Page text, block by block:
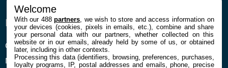
ENTREPRISE
Qui sommes nous
Mentions légales et CGU
À PROPOS
La rédaction
Contact
Welcome
With our 488partners , we wish to store and access information on
your devices (cookies, pixels in emails, etc.), combine and share
your personal data with our partners, whether collected on this
website or in our emails, already held by some of us, or obtained
later, including in other contexts.
Processing this data (identifiers, browsing, preferences, purchases,
loyalty programs, IP, postal addresses and emails, phone, precise